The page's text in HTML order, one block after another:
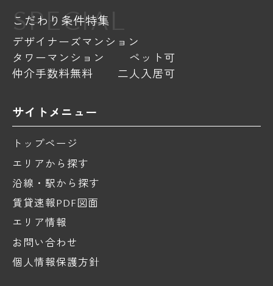
SPECIAL
こだわり条件特集
デザイナーズマンション
タワーマンション
ペット可
仲介手数料無料
二人入居可
サイトメニュー
トップページ
エリアから探す
沿線・駅から探す
賃貸速報PDF図面
エリア情報
お問い合わせ
個人情報保護方針